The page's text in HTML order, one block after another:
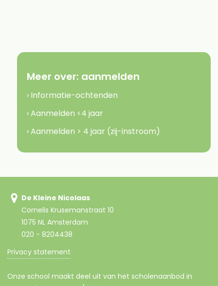
Meer over: aanmelden
› Informatie-ochtenden
› Aanmelden <4 jaar
› Aanmelden > 4 jaar (zij-instroom)
De Kleine Nicolaas
Cornelis Krusemanstraat 10
1075 NL Amsterdam
020 - 8204438
Privacy statement
Onze school maakt deel uit van het scholenaanbod in